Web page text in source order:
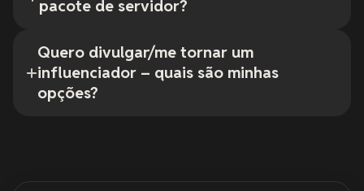
pacote de servidor?
Quero divulgar/me tornar um
influenciador – quais são minhas
opções?